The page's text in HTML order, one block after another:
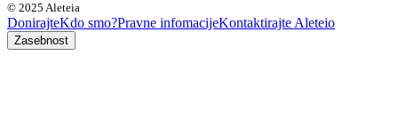
© 2025 Aleteia
DonirajteKdo smo?Pravne infomacijeKontaktirajte Aleteio
Zasebnost